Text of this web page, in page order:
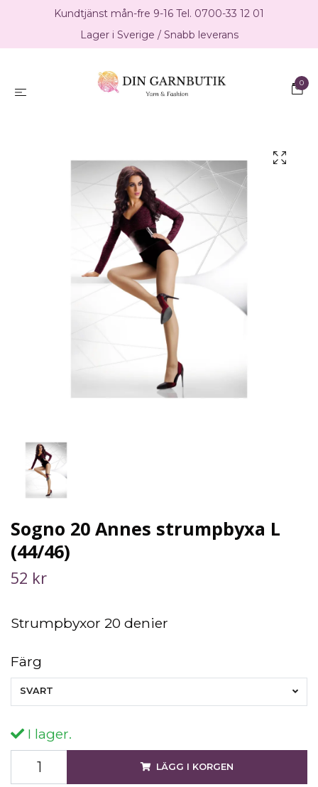
Kundtjänst mån-fre 9-16 Tel. 0700-33 12 01
Lager i Sverige / Snabb leverans
0
Sogno 20 Annes strumpbyxa L
(44/46)
52 kr
Strumpbyxor 20 denier
Färg
SVART
I lager.
LÄGG I KORGEN